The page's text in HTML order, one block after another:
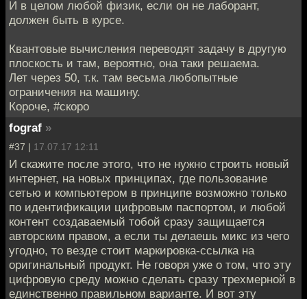
И в целом любой физик, если он не лаборант,
должен быть в курсе.
Квантовые вычисления переводят задачу в другую
плоскость и там, вероятно, она таки решаема.
Лет через 50, т.к. там весьма любопытные
ограничения на машину.
Короче, #скоро
fograf »
#37 | 17.07.17 12:11
И скажите после этого, что не нужно строить новый
интернет, на новых принципах, где пользование
сетью и компьютером в принципе возможно только
по идентификации цифровым паспортом, и любой
контент создаваемый тобой сразу защищается
авторским правом, а если ты делаешь микс из чего
угодно, то везде стоит маркировка-ссылка на
оригинальный продукт. Не говоря уже о том, что эту
цифровую среду можно сделать сразу трехмерной в
единственно правильном варианте. И вот эту